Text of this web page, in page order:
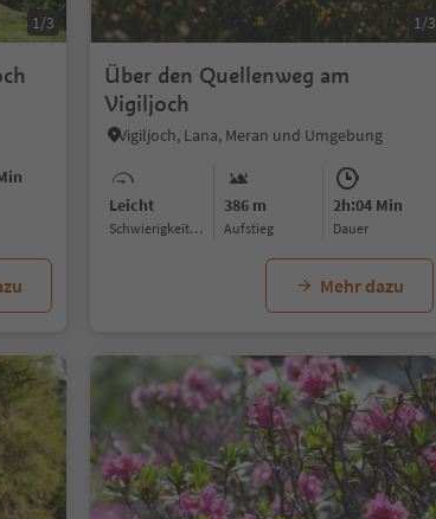
1/3 1/3
Über den Quellenweg am
Vigiljoch
Vigiljoch, Lana, Meran und Umgebung
Leicht
Schwierigkeitsgrad
386 m
Aufstieg
2h:04 Min
Dauer
Mehr dazu